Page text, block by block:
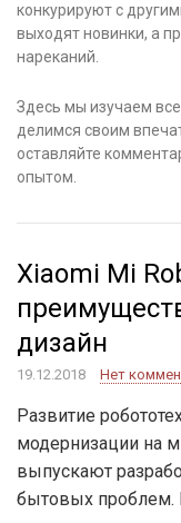
конкурируют с
выходят новинки, а
нареканий.
Здесь мы изучаем
делимся своим
оставляйте
опытом.
Xiaomi Mi
дизайн
19.12.2018 Нет
Развитие
модернизации на
выпускают
бытовых проблем.